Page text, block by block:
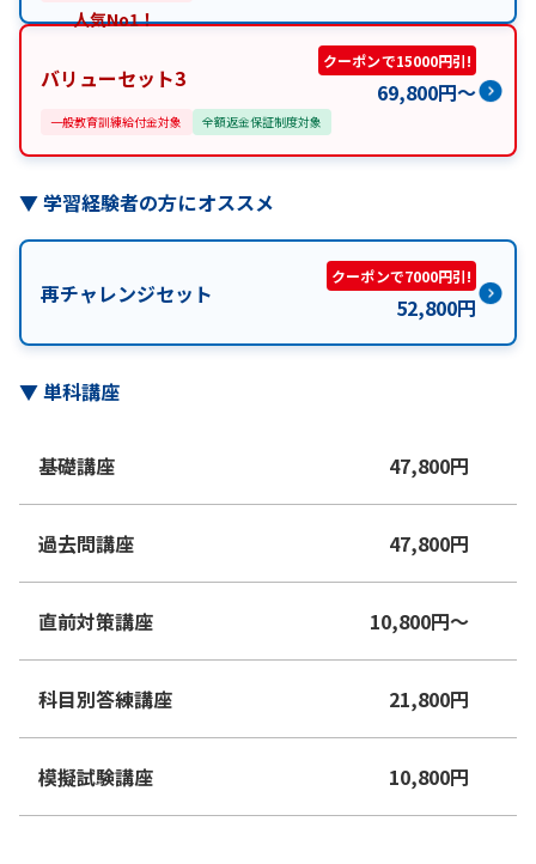
人気No1！
バリューセット3
クーポンで15000円引!
69,800円〜
一般教育訓練給付金対象 全額返金保証制度対象
▼学習経験者の方にオススメ
再チャレンジセット
クーポンで7000円引!
52,800円
▼単科講座
基礎講座 47,800円
過去問講座 47,800円
直前対策講座 10,800円〜
科目別答練講座 21,800円
模擬試験講座 10,800円